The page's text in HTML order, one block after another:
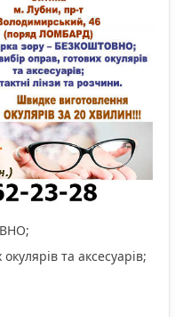
та аксесуарів;